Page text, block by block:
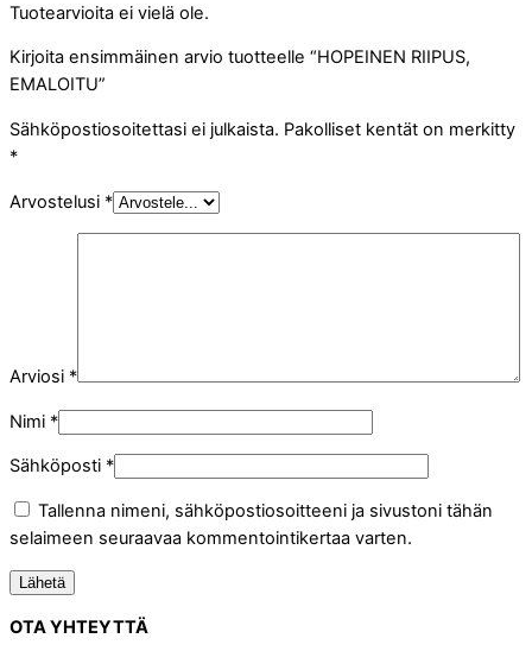
Tuotearvioita ei vielä ole.
Kirjoita ensimmäinen arvio tuotteelle “HOPEINEN RIIPUS,
EMALOITU”
Sähköpostiosoitettasi ei julkaista. Pakolliset kentät on merkitty
*
Arvostelusi *
Arviosi *
Nimi *
Sähköposti *
Tallenna nimeni, sähköpostiosoitteeni ja sivustoni tähän
selaimeen seuraavaa kommentointikertaa varten.
OTA YHTEYTTÄ